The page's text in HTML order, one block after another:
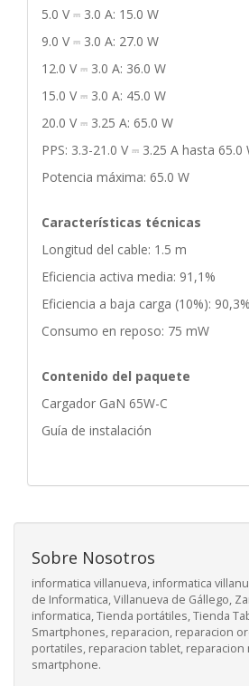
5.0 V ⎓ 3.0 A: 15.0 W
9.0 V ⎓ 3.0 A: 27.0 W
12.0 V ⎓ 3.0 A: 36.0 W
15.0 V ⎓ 3.0 A: 45.0 W
20.0 V ⎓ 3.25 A: 65.0 W
PPS: 3.3-21.0 V ⎓ 3.25 A hasta 65.0
Potencia máxima: 65.0 W
Características técnicas
Longitud del cable: 1.5 m
Eficiencia activa media: 91,1%
Eficiencia a baja carga (10%): 90,3%
Consumo en reposo: 75 mW
Contenido del paquete
Cargador GaN 65W-C
Guía de instalación
Sobre Nosotros
informatica villanueva, informatica
de Informatica, Villanueva de Gállego,
informatica, Tienda portátiles, Tienda
Smartphones, reparacion, reparacion
portatiles, reparacion tablet, reparacion
smartphone.